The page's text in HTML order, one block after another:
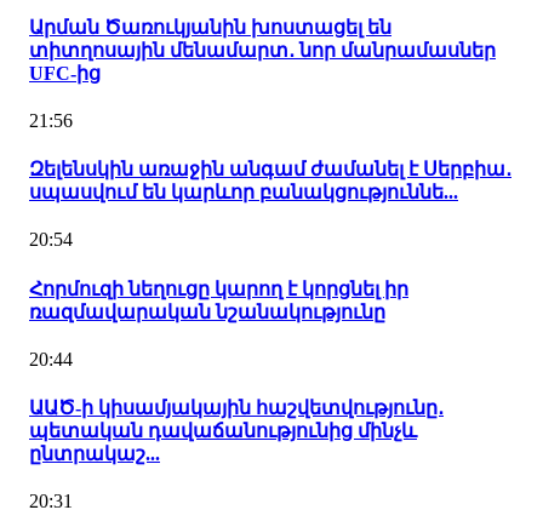
Արման Ծառուկյանին խոստացել են
տիտղոսային մենամարտ․ նոր մանրամասներ
UFC-ից
21:56
Զելենսկին առաջին անգամ ժամանել է Սերբիա․
սպասվում են կարևոր բանակցություննե...
20:54
Հորմուզի նեղուցը կարող է կորցնել իր
ռազմավարական նշանակությունը
20:44
ԱԱԾ-ի կիսամյակային հաշվետվությունը․
պետական դավաճանությունից մինչև
ընտրակաշ...
20:31